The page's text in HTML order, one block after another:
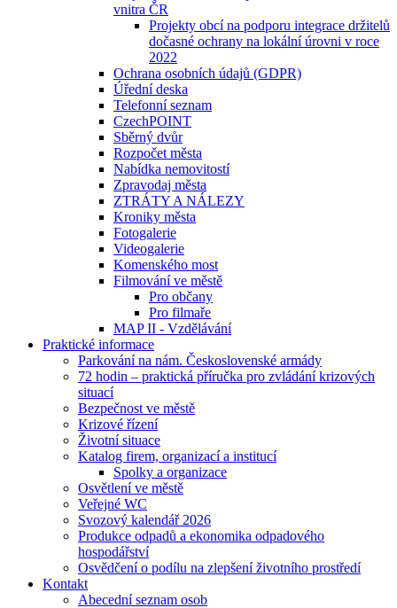
vnitra ČR
Projekty obcí na podporu integrace držitelů
dočasné ochrany na lokální úrovni v roce
2022
Ochrana osobních údajů (GDPR)
Úřední deska
Telefonní seznam
CzechPOINT
Sběrný dvůr
Rozpočet města
Nabídka nemovitostí
Zpravodaj města
ZTRÁTY A NÁLEZY
Kroniky města
Fotogalerie
Videogalerie
Komenského most
Filmování ve městě
Pro občany
Pro filmaře
MAP II - Vzdělávání
Praktické informace
Parkování na nám. Československé armády
72 hodin – praktická příručka pro zvládání krizových
situací
Bezpečnost ve městě
Krizové řízení
Životní situace
Katalog firem, organizací a institucí
Spolky a organizace
Osvětlení ve městě
Veřejné WC
Svozový kalendář 2026
Produkce odpadů a ekonomika odpadového
hospodářství
Osvědčení o podílu na zlepšení životního prostředí
Kontakt
Abecední seznam osob